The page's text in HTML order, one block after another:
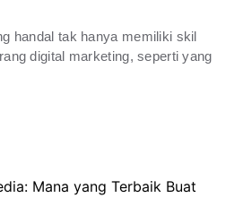
handal tak hanya memiliki skil
digital marketing, seperti yang
Mana yang Terbaik Buat